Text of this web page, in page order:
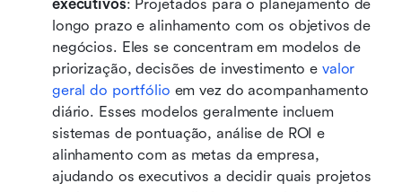
executivos: Projetados para o planejamento de
longo prazo e alinhamento com os objetivos de
negócios. Eles se concentram em modelos de
priorização, decisões de investimento e valor
geral do portfólio em vez do acompanhamento
diário. Esses modelos geralmente incluem
sistemas de pontuação, análise de ROI e
alinhamento com as metas da empresa,
ajudando os executivos a decidir quais projetos